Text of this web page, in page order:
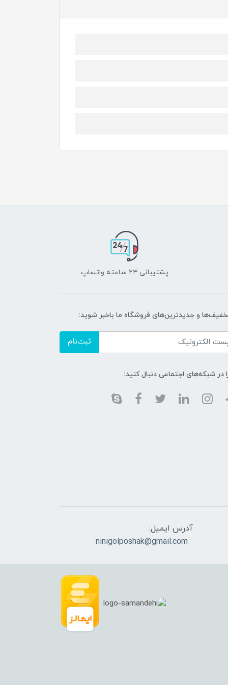
پشتیبانی ۲۴ ساعته واتساپ
و جدیدترین‌های فروشگاه ما باخبر شوید:
ثبت‌نام
در شبکه‌های اجتماعی دنبال کنید:
آدرس ایمیل:
ninigolposhak@gmail.com